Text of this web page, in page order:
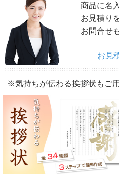
商品に名
お見積り
お問合せ
お見
※気持ちが伝わる挨拶状もご